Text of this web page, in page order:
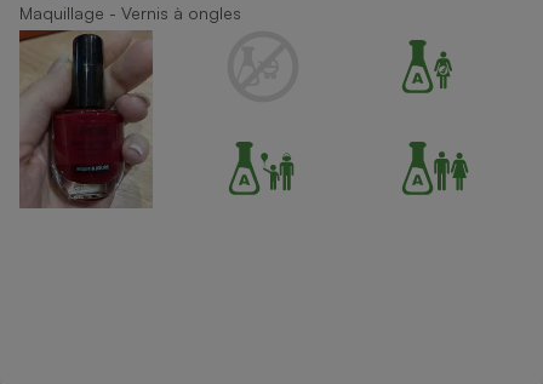
Maquillage - Vernis à ongles